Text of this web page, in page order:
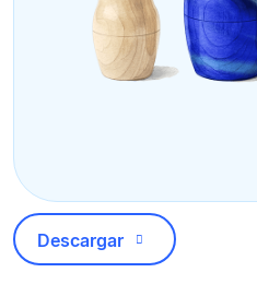
Descargar